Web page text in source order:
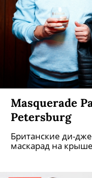
Masquerade
Petersburg
Британские ди-
маскарад на